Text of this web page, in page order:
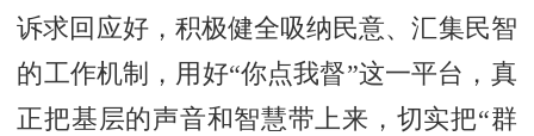
诉求回应好，积极健全吸纳民意、汇集民智
的工作机制，用好“你点我督”这一平台，真
正把基层的声音和智慧带上来，切实把“群